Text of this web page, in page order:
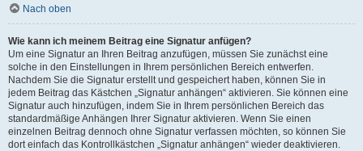
Nach oben
Wie kann ich meinem Beitrag eine Signatur anfügen?
Um eine Signatur an Ihren Beitrag anzufügen, müssen Sie zunächst eine
solche in den Einstellungen in Ihrem persönlichen Bereich entwerfen.
Nachdem Sie die Signatur erstellt und gespeichert haben, können Sie in
jedem Beitrag das Kästchen „Signatur anhängen“ aktivieren. Sie können eine
Signatur auch hinzufügen, indem Sie in Ihrem persönlichen Bereich das
standardmäßige Anhängen Ihrer Signatur aktivieren. Wenn Sie einen
einzelnen Beitrag dennoch ohne Signatur verfassen möchten, so können Sie
dort einfach das Kontrollkästchen „Signatur anhängen“ wieder deaktivieren.